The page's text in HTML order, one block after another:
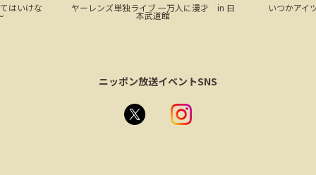
はいけな ヤーレンズ単独ライブ 一万人に漫才 in 日
本武道館
いつかアイ
ニッポン放送イベントSNS